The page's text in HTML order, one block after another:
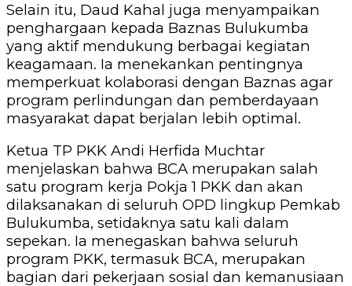
Selain itu, Daud Kahal juga menyampaikan
penghargaan kepada Baznas Bulukumba
yang aktif mendukung berbagai kegiatan
keagamaan. Ia menekankan pentingnya
memperkuat kolaborasi dengan Baznas agar
program perlindungan dan pemberdayaan
masyarakat dapat berjalan lebih optimal.
Ketua TP PKK Andi Herfida Muchtar
menjelaskan bahwa BCA merupakan salah
satu program kerja Pokja 1 PKK dan akan
dilaksanakan di seluruh OPD lingkup Pemkab
Bulukumba, setidaknya satu kali dalam
sepekan. Ia menegaskan bahwa seluruh
program PKK, termasuk BCA, merupakan
bagian dari pekerjaan sosial dan kemanusiaan